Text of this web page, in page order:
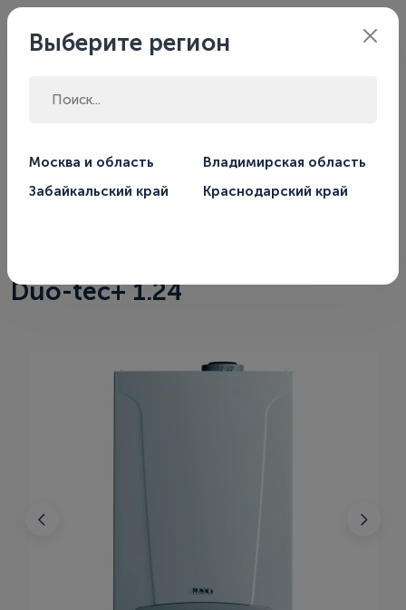
Филиал:
Владимирская
Одноконтурные газовые котлы
Duo-tec+ 1.24
Выберите регион
Москва и область
Владимирская область
Забайкальский край
Краснодарский край